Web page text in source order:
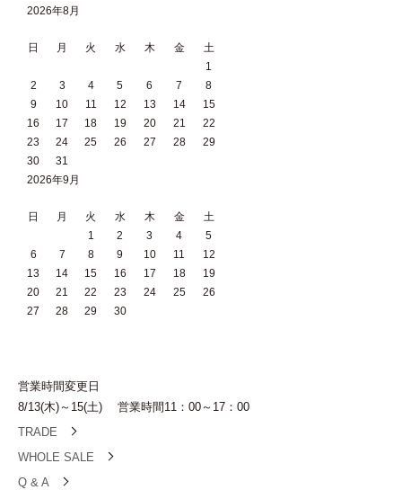
2026年8月
日 月 火 水 木 金
土
1
2
3 4 5 6 7
8
9
10 11 12 13 14
15
16
17 18 19 20 21
22
23
24 25 26 27 28
29
30
31
2026年9月
日 月 火 水 木 金
土
1
2 3 4
5
6
7 8 9 10 11
12
13
14 15 16 17 18
19
20
21 22 23 24 25
26
27
28 29 30
TRADE
WHOLE SALE
Q & A
営業時間変更日
8/13(木)～15(土) 営業時間11：00～17：00